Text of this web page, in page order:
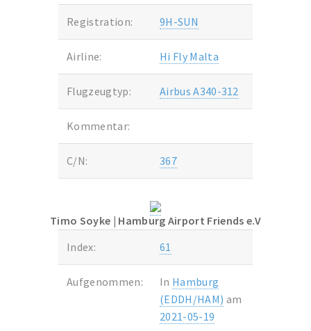
Registration: 9H-SUN
Airline: Hi Fly Malta
Flugzeugtyp: Airbus A340-312
Kommentar:
C/N: 367
Timo Soyke | Hamburg Airport Friends e.V
Index:
61
Aufgenommen: In Hamburg
(EDDH/HAM) am
2021-05-19